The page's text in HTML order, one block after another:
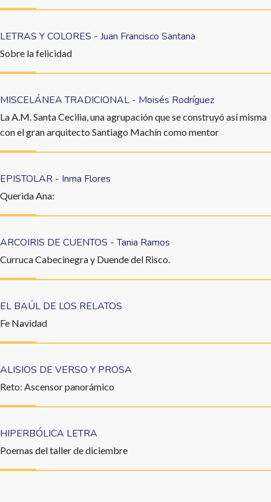
LETRAS Y COLORES - Juan Francisco Santana
Sobre la felicidad
MISCELÁNEA TRADICIONAL - Moisés Rodríguez
La A.M. Santa Cecilia, una agrupación que se construyó así misma
con el gran arquitecto Santiago Machín como mentor
EPISTOLAR - Inma Flores
Querida Ana:
ARCOIRIS DE CUENTOS - Tania Ramos
Curruca Cabecinegra y Duende del Risco.
EL BAÚL DE LOS RELATOS
Fe Navidad
ALISIOS DE VERSO Y PROSA
Reto: Ascensor panorámico
HIPERBÓLICA LETRA
Poemas del taller de diciembre